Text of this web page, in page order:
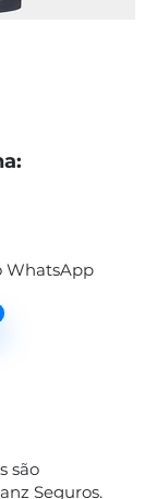
WhatsApp
são
Seguros.